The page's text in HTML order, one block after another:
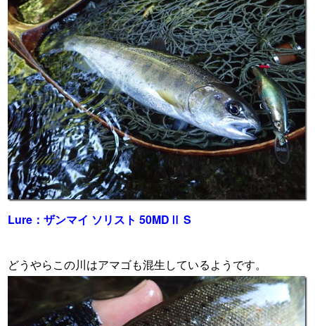
Lure：ザンマイ ソリスト 50MDⅡ S
どうやらこの川はアマゴも混生しているようです。